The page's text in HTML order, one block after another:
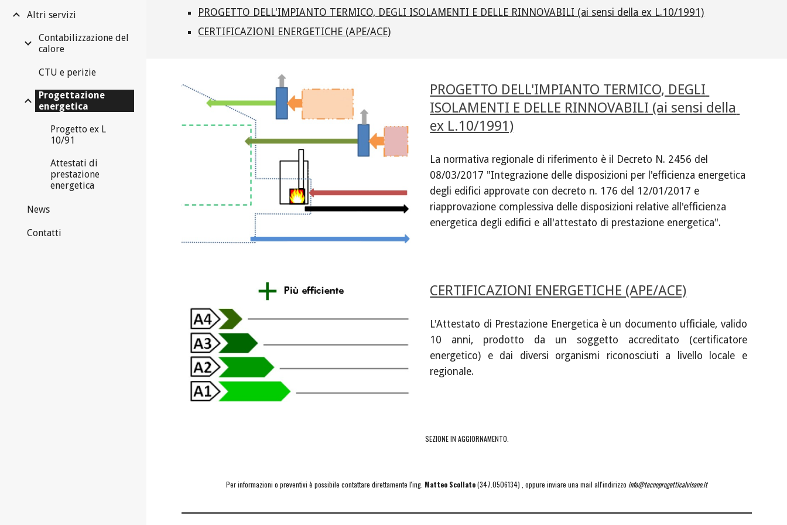
Altri servizi
Contabilizzazione del
calore
CTU e perizie
Progettazione
energetica
Progetto ex L
10/91
Attestati di
prestazione
energetica
News
Contatti
PROGETTO DELL'IMPIANTO TERMICO, DEGLI ISOLAMENTI E DELLE RINNOVABILI (ai sensi della ex L.10/1991)
CERTIFICAZIONI ENERGETICHE (APE/ACE)
PROGETTO DELL'IMPIANTO TERMICO, DEGLI
ISOLAMENTI E DELLE RINNOVABILI (ai sensi della
ex L.10/1991)
La normativa regionale di riferimento è il Decreto N. 2456 del
08/03/2017 "Integrazione delle disposizioni per l'efficienza energetica
degli edifici approvate con decreto n. 176 del 12/01/2017 e
riapprovazione complessiva delle disposizioni relative all'efficienza
energetica degli edifici e all'attestato di prestazione energetica".
CERTIFICAZIONI ENERGETICHE (APE/ACE)
L'Attestato di Prestazione Energetica è un documento ufficiale, valido
10 anni, prodotto da un soggetto accreditato (certificatore
energetico) e dai diversi organismi riconosciuti a livello locale e
regionale.
SEZIONE IN AGGIORNAMENTO.
Per informazioni o preventivi è possibile contattare direttamente l'ing. Matteo Scollato (347.0506134) , oppure inviare una mail all'indirizzo info@tecnoprogetticalvisano.it